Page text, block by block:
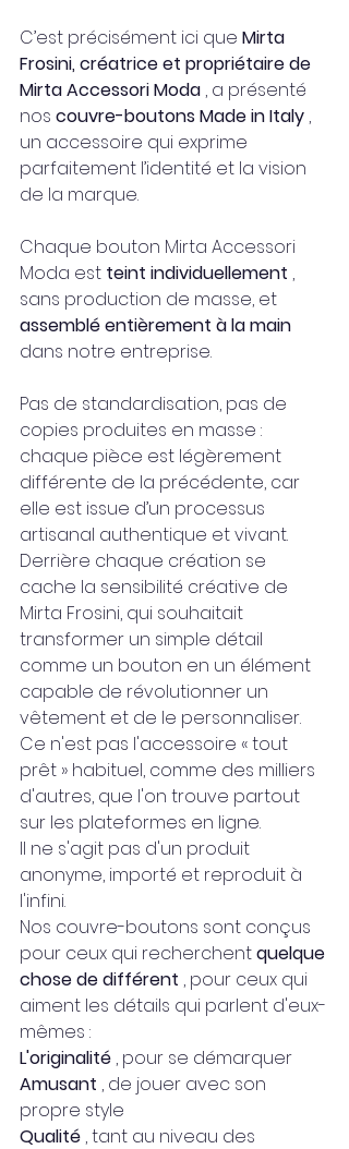
C’est précisément ici que Mirta
Frosini, créatrice et propriétaire de
Mirta Accessori Moda , a présenté
nos couvre-boutons Made in Italy ,
un accessoire qui exprime
parfaitement l’identité et la vision
de la marque.
Chaque bouton Mirta Accessori
Moda est teint individuellement ,
sans production de masse, et
assemblé entièrement à la main
dans notre entreprise.
Pas de standardisation, pas de
copies produites en masse :
chaque pièce est légèrement
différente de la précédente, car
elle est issue d’un processus
artisanal authentique et vivant.
Derrière chaque création se
cache la sensibilité créative de
Mirta Frosini, qui souhaitait
transformer un simple détail
comme un bouton en un élément
capable de révolutionner un
vêtement et de le personnaliser.
Ce n'est pas l'accessoire « tout
prêt » habituel, comme des milliers
d'autres, que l'on trouve partout
sur les plateformes en ligne.
Il ne s'agit pas d'un produit
anonyme, importé et reproduit à
l'infini.
Nos couvre-boutons sont conçus
pour ceux qui recherchent quelque
chose de différent , pour ceux qui
aiment les détails qui parlent d'eux-
mêmes :
L'originalité , pour se démarquer
Amusant , de jouer avec son
propre style
Qualité , tant au niveau des